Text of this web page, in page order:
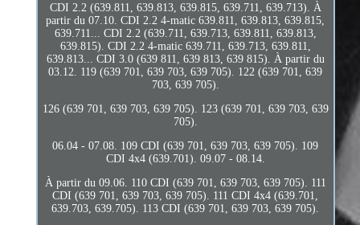
CDI 2.2 (639.811, 639.813, 639.815, 639.711, 639.713). À
partir du 07.10. CDI 2.2 4-matic 639.811, 639.813, 639.815,
639.711... CDI 2.2 (639.711, 639.713, 639.811, 639.813,
639.815). CDI 2.2 4-matic 639.711, 639.713, 639.811,
639.813... CDI 3.0 (639 811, 639 813, 639 815). À partir du
03.12. 119 (639 701, 639 703, 639 705). 122 (639 701, 639
703, 639 705).
126 (639 701, 639 703, 639 705). 123 (639 701, 639 703, 639
705).
06.04 - 07.08. 109 CDI (639 701, 639 703, 639 705). 109
CDI 4x4 (639.701). 09.07 - 08.14.
À partir du 09.06. 110 CDI (639 701, 639 703, 639 705). 111
CDI (639 701, 639 703, 639 705). 111 CDI 4x4 (639.701,
639.703, 639.705). 113 CDI (639 701, 639 703, 639 705).